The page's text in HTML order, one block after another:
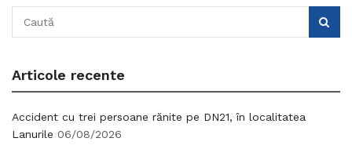
Articole recente
Accident cu trei persoane rănite pe DN21, în localitatea
Lanurile 06/08/2026